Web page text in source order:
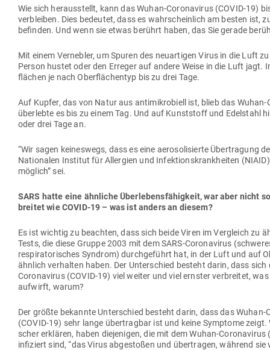
Wie sich her­aus­stellt, kann das Wuhan-Coro­na­virus (COVID-19)
ver­bleiben. Dies bedeutet, dass es wahr­scheinlich am besten ist,
befinden. Und wenn sie etwas berührt haben, das Sie gerade
Mit einem Ver­nebler, um Spuren des neu­ar­tigen Virus in die Luft
Person hustet oder den Erreger auf andere Weise in die Luft
flächen je nach Ober­flä­chentyp bis zu drei Tage.
Auf Kupfer, das von Natur aus anti­mi­kro­biell ist, blieb das
über­lebte es bis zu einem Tag. Und auf Kunst­stoff und Edel­stahl
oder drei Tage an.
“Wir sagen kei­neswegs, dass es eine aero­so­li­sierte Über­tragung
Natio­nalen Institut für All­ergien und Infek­ti­ons­krank­heiten
möglich” sei.
SARS hatte eine ähn­liche Über­le­bens­fä­higkeit, war aber nicht
breitet wie COVID-19 – was ist anders an diesem?
Es ist wichtig zu beachten, dass sich beide Viren im Ver­gleich zu
Tests, die diese Gruppe 2003 mit dem SARS-Coro­na­virus
respi­ra­to­ri­sches Syndrom) durch­ge­führt hat, in der Luft und auf
ähnlich ver­halten haben. Der Unter­schied besteht darin, dass sich
Coro­na­virus (COVID-19) viel weiter und viel ernster ver­breitet,
auf­wirft, warum?
Der größte bekannte Unter­schied besteht darin, dass das Wuhan-
(COVID-19) sehr lange über­tragbar ist und keine Sym­ptome zeigt.
scher erklären, haben die­je­nigen, die mit dem Wuhan-Coro­na­virus
infi­ziert sind, “das Virus abge­stoßen und über­tragen, während